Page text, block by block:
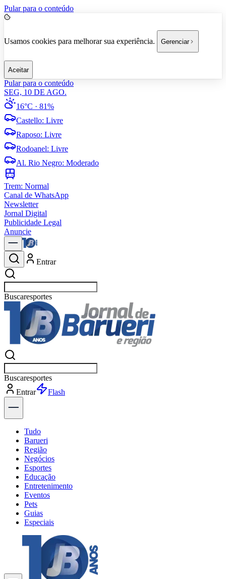
Pular para o conteúdo
Usamos cookies para melhorar sua experiência. Gerenciar
Aceitar
Pular para o conteúdo
SEG, 10 DE AGO.
16°C · 81%
Castello: Livre
Raposo: Livre
Rodoanel: Livre
Al. Rio Negro: Moderado
Trem: Normal
Canal de WhatsApp
Newsletter
Jornal Digital
Publicidade Legal
Anuncie
Entrar
Buscarpolítica
Buscarpolítica
Entrar
Explorar
Tudo
Barueri
Região
Negócios
Esportes
Educação
Entretenimento
Eventos
Pets
Guias
Especiais
Explore Tudo
Últimas Notícias
Previsão do Tempo
Trânsito e Rotas